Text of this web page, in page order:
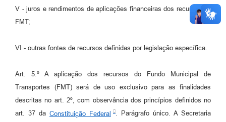
V - juros e rendimentos de aplicações financeiras dos recursos do
FMT;
VI - outras fontes de recursos definidas por legislação específica.
Art. 5.º A aplicação dos recursos do Fundo Municipal de
Transportes (FMT) será de uso exclusivo para as finalidades
descritas no art. 2º, com observância dos princípios definidos no
art. 37 da Constituição Federal . Parágrafo único. A Secretaria